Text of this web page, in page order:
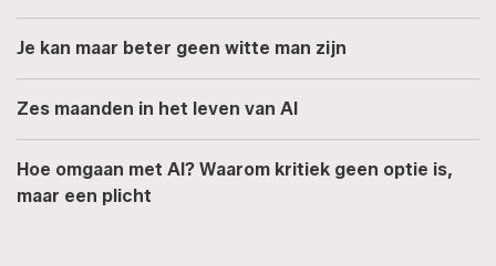
Je kan maar beter geen witte man zijn
Zes maanden in het leven van AI
Hoe omgaan met AI? Waarom kritiek geen optie is,
maar een plicht